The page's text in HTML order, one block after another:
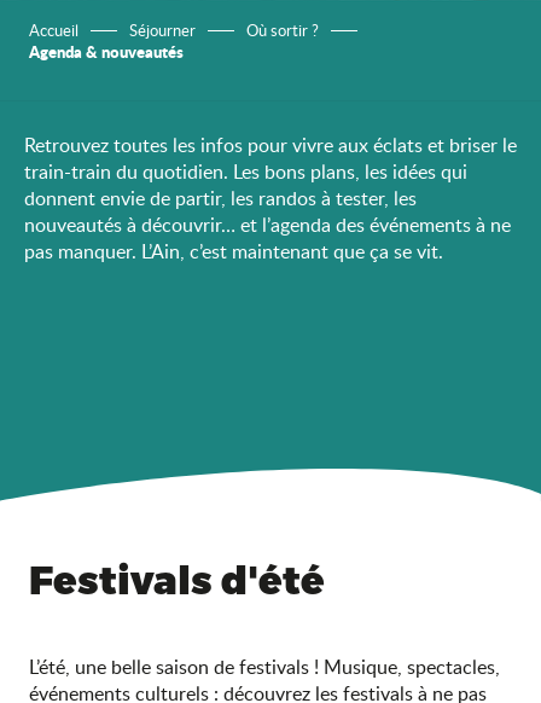
Accueil Séjourner Où sortir ?
Agenda & nouveautés
Retrouvez toutes les infos pour vivre aux éclats et briser le
train-train du quotidien. Les bons plans, les idées qui
donnent envie de partir, les randos à tester, les
nouveautés à découvrir… et l’agenda des événements à ne
pas manquer. L’Ain, c’est maintenant que ça se vit.
Festivals d'été
L’été, une belle saison de festivals ! Musique, spectacles,
événements culturels : découvrez les festivals à ne pas